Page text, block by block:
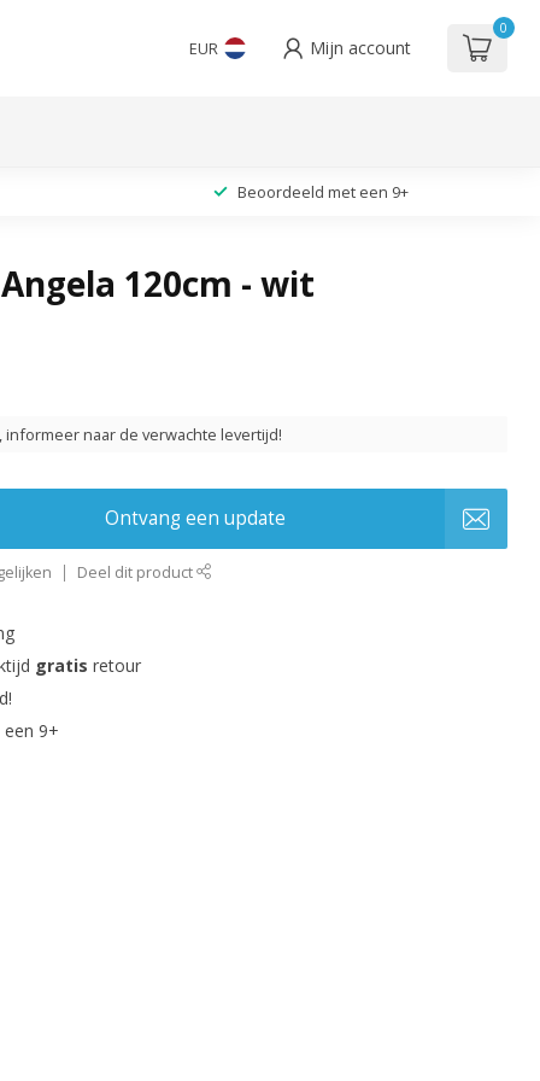
EUR Mijn account
0
Beoordeeld met een 9+
120cm - wit
informeer naar de verwachte levertijd!
Ontvang een update
Deel dit product
gratis retour
9+